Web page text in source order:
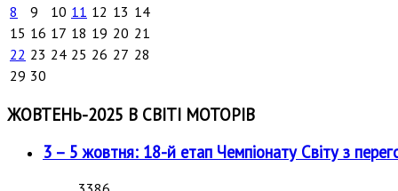
8
9 10 11 12 13 14
15 16 17 18 19 20 21
22 23 24 25 26 27 28
29 30
ЖОВТЕНЬ-2025 В СВІТІ МОТОРІВ
3 – 5 жовтня: 18-й етап Чемпіонату Світу з